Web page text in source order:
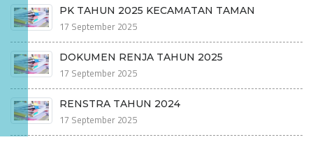
PK TAHUN 2025 KECAMATAN TAMAN
17 September 2025
DOKUMEN RENJA TAHUN 2025
17 September 2025
RENSTRA TAHUN 2024
17 September 2025